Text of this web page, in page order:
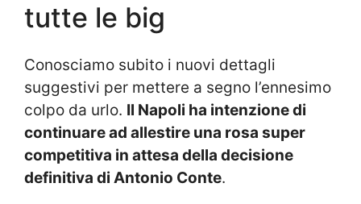
tutte le big
Conosciamo subito i nuovi dettagli
suggestivi per mettere a segno l’ennesimo
colpo da urlo. Il Napoli ha intenzione di
continuare ad allestire una rosa super
competitiva in attesa della decisione
definitiva di Antonio Conte.